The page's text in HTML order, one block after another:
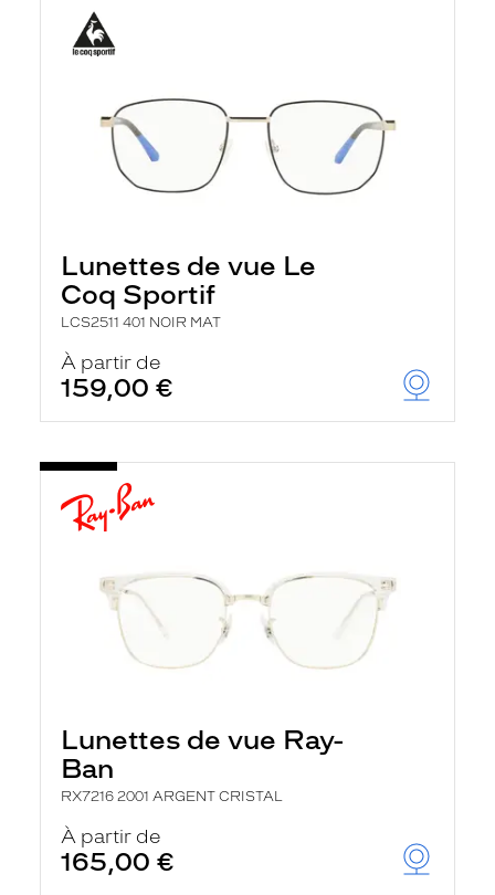
Lunettes de vue Le
Coq Sportif
LCS2511 401 NOIR MAT
À partir de
159,00 €
Lunettes de vue Ray-
Ban
RX7216 2001 ARGENT CRISTAL
À partir de
165,00 €